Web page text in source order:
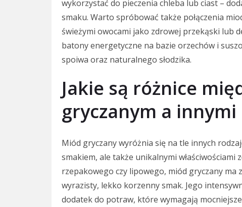
wykorzystać do pieczenia chleba lub ciast –
smaku. Warto spróbować także połączenia
świeżymi owocami jako zdrowej przekąski lub
batony energetyczne na bazie orzechów i
spoiwa oraz naturalnego słodzika.
Jakie są różnice
gryczanym a
Miód gryczany wyróżnia się na tle innych
smakiem, ale także unikalnymi
rzepakowego czy lipowego, miód gryczany ma
wyrazisty, lekko korzenny smak. Jego
dodatek do potraw, które wymagają